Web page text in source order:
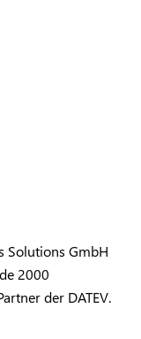
Solutions GmbH
2000
der DATEV.